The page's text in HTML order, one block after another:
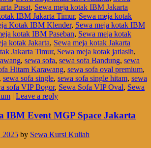
Pusat, Sewa meja kotak IBM Jakarta
IBM Jakarta Timur, Sewa meja kotak
Kotak IBM Klender, Sewa meja kotak IBM
kotak IBM Paseban, Sewa meja kotak
kotak Jakarta, Sewa meja kotak Jakarta
Jakarta Timur, Sewa meja kotak jatiasih,
, sewa sofa, sewa sofa Bandung, sewa
Hitam Karawang, sewa sofa oval premium,
, sewa sofa single, sewa sofa single hitam, sewa
sofa VIP Bogor, Sewa Sofa VIP Oval, Sewa
| Leave a reply
IBM Event MGP Space Jakarta
2025 by Sewa Kursi Kuliah